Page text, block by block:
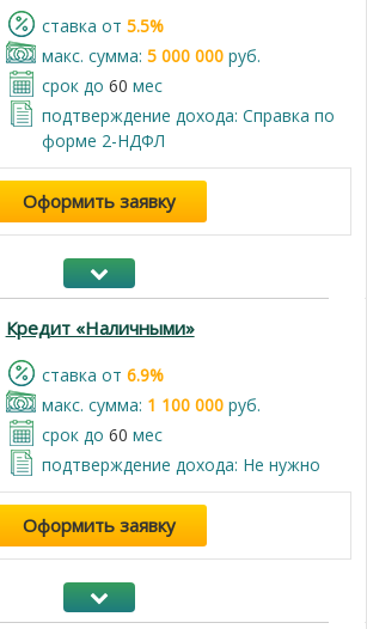
cтавка от 5.5%
макс. сумма: 5 000 000руб.
срок до 60 мес
подтверждение дохода: Справка по
форме 2-НДФЛ
Оформить заявку
Кредит «Наличными»
cтавка от 6.9%
макс. сумма: 1 100 000руб.
срок до 60 мес
подтверждение дохода: Не нужно
Оформить заявку